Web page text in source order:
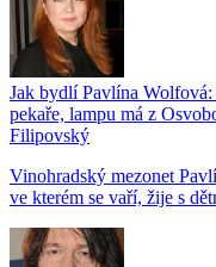
Jak bydlí Pavlína
pekaře, lampu má z
Filipovský
Vinohradský mezonet
ve kterém se vaří, žije s